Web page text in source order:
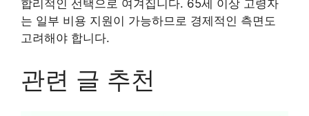
합리적인 선택으로 여겨집니다. 65세 이상 고령자
는 일부 비용 지원이 가능하므로 경제적인 측면도
고려해야 합니다.
관련 글 추천